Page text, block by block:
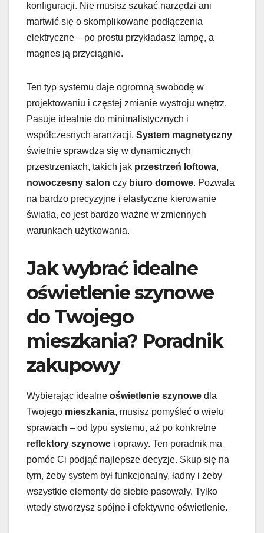
konfiguracji. Nie musisz szukać narzędzi ani
martwić się o skomplikowane podłączenia
elektryczne – po prostu przykładasz lampę, a
magnes ją przyciągnie.
Ten typ systemu daje ogromną swobodę w
projektowaniu i częstej zmianie wystroju wnętrz.
Pasuje idealnie do minimalistycznych i
współczesnych aranżacji. System magnetyczny
świetnie sprawdza się w dynamicznych
przestrzeniach, takich jak przestrzeń loftowa,
nowoczesny salon czy biuro domowe. Pozwala
na bardzo precyzyjne i elastyczne kierowanie
światła, co jest bardzo ważne w zmiennych
warunkach użytkowania.
Jak wybrać idealne
oświetlenie szynowe
do Twojego
mieszkania? Poradnik
zakupowy
Wybierając idealne oświetlenie szynowe dla
Twojego mieszkania, musisz pomyśleć o wielu
sprawach – od typu systemu, aż po konkretne
reflektory szynowe i oprawy. Ten poradnik ma
pomóc Ci podjąć najlepsze decyzje. Skup się na
tym, żeby system był funkcjonalny, ładny i żeby
wszystkie elementy do siebie pasowały. Tylko
wtedy stworzysz spójne i efektywne oświetlenie.